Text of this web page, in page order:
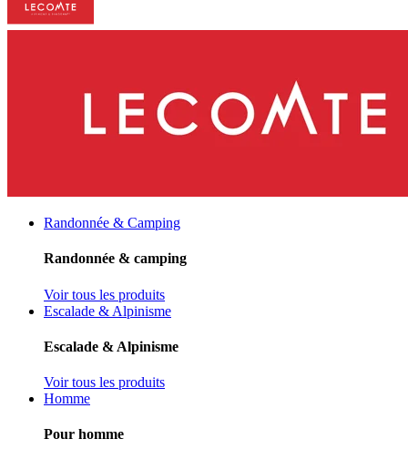
Randonnée & Camping
Randonnée & camping
Voir tous les produits
Escalade & Alpinisme
Escalade & Alpinisme
Voir tous les produits
Homme
Pour homme